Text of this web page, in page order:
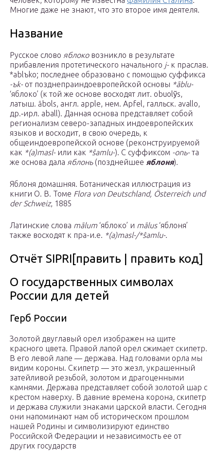
Многие даже не знают, что это второе имя деятеля.
Название
Русское слово яблоковозникло в результате
прибавления протетического начального j-к праслав.
*ablъko; последнее образовано с помощью суффикса
-ъk-от позднепраиндоевропейской основы *āblu-
‘яблоко’ (к той же основе восходят лит. obuolỹs,
латыш. ābols, англ. apple, нем. Apfel, галльск. avallo,
др.‑ирл. aball). Данная основа представляет собой
регионализм северо-западных индоевропейских
языков и восходит, в свою очередь, к
общеиндоевропейской основе (реконструируемой
как *(a)masl-или как *ŝamlu-). С суффиксом -onь-та
же основа дала яблонь(позднейшее яблоня).
Яблоня домашняя. Ботаническая иллюстрация из
книги О. В. Томе Flora von Deutschland, Österreich und
der Schweiz, 1885
Латинские слова mālum ‘яблоко’ и mālus‘яблоня’
также восходят к пра-и.е. *(a)masl-/*ŝamlu-.
Отчёт SIPRI[править | править код]
О государственных символах
России для детей
Герб России
Золотой двуглавый орел изображен на щите
красного цвета. Правой лапой орел сжимает скипетр.
В его левой лапе — держава. Над головами орла мы
видим короны. Скипетр — это жезл, украшенный
затейливой резьбой, золотом и драгоценными
камнями. Держава представляет собой золотой шар с
крестом наверху. В давние времена корона, скипетр
и держава служили знаками царской власти. Сегодня
они напоминают нам об историческом прошлом
нашей Родины и символизируют единство
Российской Федерации и независимость ее от
других государств